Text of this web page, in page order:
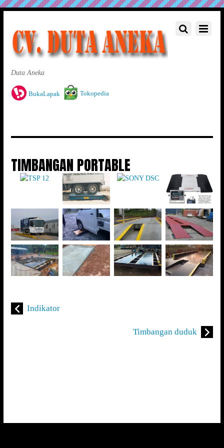
Duta Aneka
BukaLapak Tokopedia
TIMBANGAN PORTABLE
Indikator
Timbangan duduk